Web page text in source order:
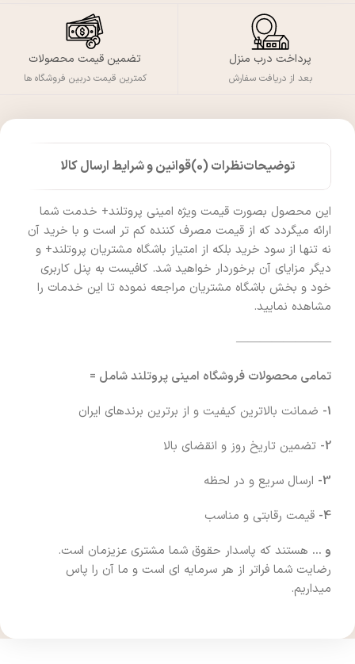
پرداخت درب منزل
بعد از دریافت سفارش
تضمین قیمت محصولات
کمترین قیمت دربین فروشگاه ها
توضیحاتنظرات (0) قوانین و شرایط ارسال کالا
این محصول بصورت قیمت ویژه امینی پروتلند+ خدمت شما
ارائه میگردد که از قیمت مصرف کننده کم تر است و با خرید آن
نه تنها از سود خرید بلکه از امتیاز باشگاه مشتریان پروتلند+ و
دیگر مزایای آن برخوردار خواهید شد. کافیست به پنل کاربری
خود و بخش باشگاه مشتریان مراجعه نموده تا این خدمات را
مشاهده نمایید.
————————
تمامی محصولات فروشگاه امینی پروتلند شامل =
1- ضمانت بالاترین کیفیت و از برترین برندهای ایران
2- تضمین تاریخ روز و انقضای بالا
3- ارسال سریع و در لحظه
4- قیمت رقابتی و مناسب
و … هستند که پاسدار حقوق شما مشتری عزیزمان است.
رضایت شما فراتر از هر سرمایه ای است و ما آن را پاس
میداریم.